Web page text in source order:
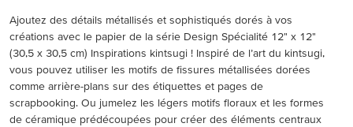
Ajoutez des détails métallisés et sophistiqués dorés à vos
créations avec le papier de la série Design Spécialité 12" x 12"
(30,5 x 30,5 cm) Inspirations kintsugi ! Inspiré de l’art du kintsugi,
vous pouvez utiliser les motifs de fissures métallisées dorées
comme arrière-plans sur des étiquettes et pages de
scrapbooking. Ou jumelez les légers motifs floraux et les formes
de céramique prédécoupées pour créer des éléments centraux